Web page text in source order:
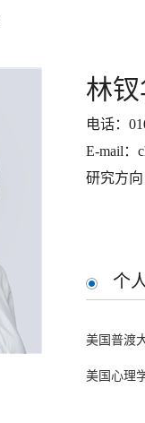
林
电话：
E-mail：
研究方
个
美国普渡
美国心理